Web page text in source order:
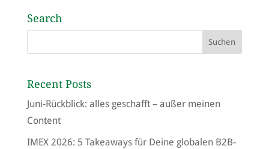
Search
Recent Posts
Juni-Rückblick: alles geschafft – außer meinen
Content
IMEX 2026: 5 Takeaways für Deine globalen B2B-